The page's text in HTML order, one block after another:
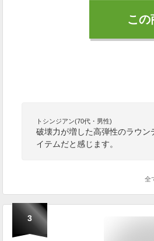
こ
トシンジアン(70代・男性)
破壊力が増した高弾性のラウ
イテムだと感じます。
全
3